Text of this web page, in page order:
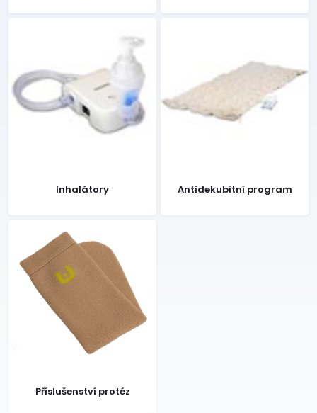
Inhalátory Antidekubitní program
Příslušenství protéz